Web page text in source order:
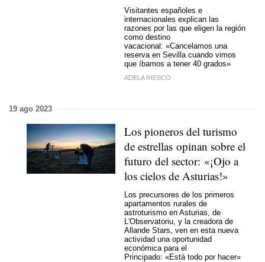
Visitantes españoles e
internacionales explican las
razones por las que eligen la región
como destino
vacacional: «Cancelamos una
reserva en Sevilla cuando vimos
que íbamos a tener 40 grados»
ADELA RIESCO
19 ago 2023
Los pioneros del turismo
de estrellas opinan sobre el
futuro del sector: «¡Ojo a
los cielos de Asturias!»
Los precursores de los primeros
apartamentos rurales de
astroturismo en Asturias, de
L'Observatoriu, y la creadora de
Allande Stars, ven en esta nueva
actividad una oportunidad
económica para el
Principado: «Está todo por hacer»